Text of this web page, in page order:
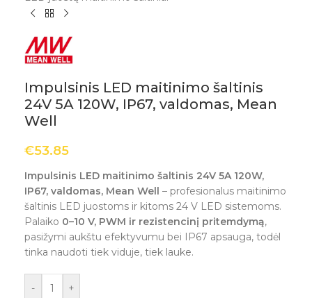
Impulsinis LED maitinimo šaltinis
24V 5A 120W, IP67, valdomas, Mean
Well
€53.85
Impulsinis LED maitinimo šaltinis 24V 5A 120W,
IP67, valdomas, Mean Well – profesionalus maitinimo
šaltinis LED juostoms ir kitoms 24 V LED sistemoms.
Palaiko 0–10 V, PWM ir rezistencinį pritemdymą,
pasižymi aukštu efektyvumu bei IP67 apsauga, todėl
tinka naudoti tiek viduje, tiek lauke.
- +